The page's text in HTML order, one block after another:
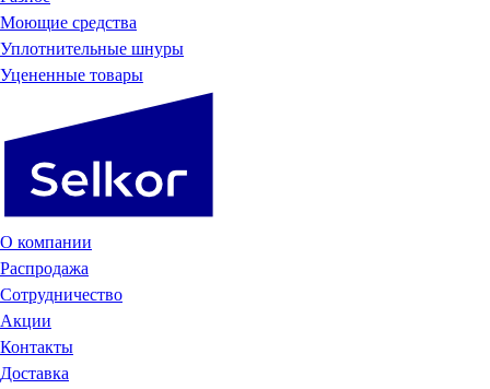
Моющие средства
Уплотнительные шнуры
Уцененные товары
О компании
Распродажа
Сотрудничество
Акции
Контакты
Доставка